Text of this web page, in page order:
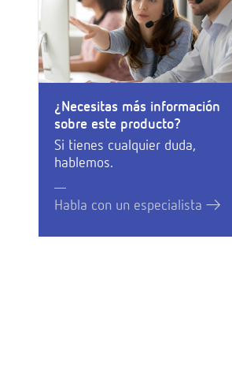
¿Necesitas más información
sobre este producto?
Si tienes cualquier duda,
hablemos.
Habla con un especialista